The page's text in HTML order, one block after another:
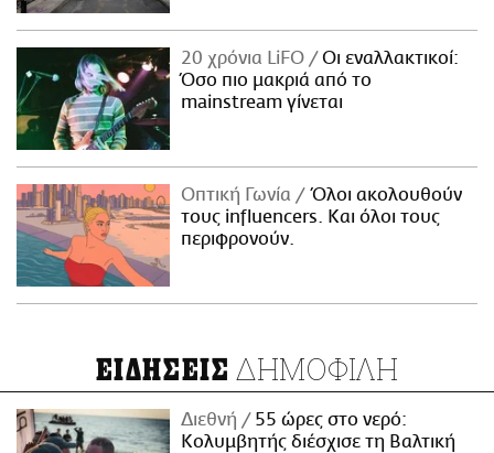
20 χρόνια LiFO
Οι εναλλακτικοί:
Όσο πιο μακριά από το
mainstream γίνεται
Οπτική Γωνία
Όλοι ακολουθούν
τους influencers. Και όλοι τους
περιφρονούν.
ΕΙΔΗΣΕΙΣ ΔΗΜΟΦΙΛΗ
Διεθνή
55 ώρες στο νερό:
Κολυμβητής διέσχισε τη Βαλτική